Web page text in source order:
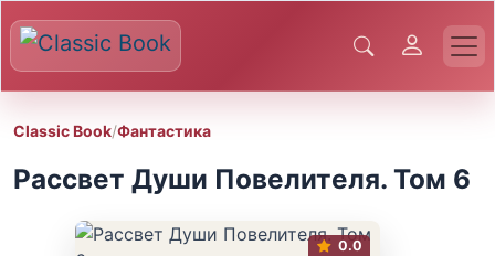
Classic Book/Фантастика
Рассвет Души Повелителя. Том 6
0.0